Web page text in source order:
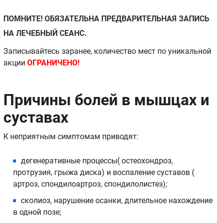
ПОМНИТЕ! ОБЯЗАТЕЛЬНА ПРЕДВАРИТЕЛЬНАЯ ЗАПИСЬ
НА ЛЕЧЕБНЫЙ СЕАНС.
Записывайтесь заранее, количество мест по уникальной
акции ОГРАНИЧЕНО!
Причины болей в мышцах и
суставах
К неприятным симптомам приводят:
дегенеративные процессы( остеохондроз,
протрузия, грыжа диска) и воспаление суставов (
артроз, спондилоартроз, спондилолистез);
сколиоз, нарушение осанки, длительное нахождение
в одной позе;